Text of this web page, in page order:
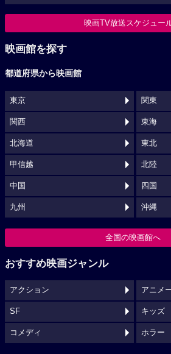
映画TV放送スケジュー
映画館を探す
都道府県から映画館
東京 関東
関西 東海
北海道 東北
甲信越 北陸
中国 四国
九州 沖縄
全国の映画館へ
おすすめ映画ジャンル
アクション アニメ
SF キッズ
コメディ ホラー